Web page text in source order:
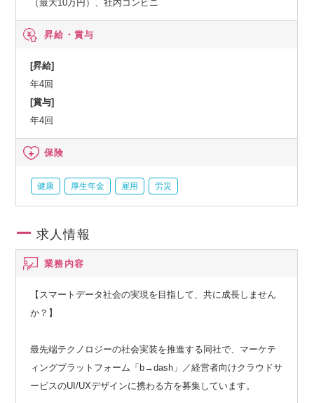
（最大10万円）、社内コンビニ
昇給・賞与
[昇給]
年4回
[賞与]
年4回
保険
健康 厚生年金 雇用 労災
求人情報
業務内容
【スマートデータ社会の実現を目指して、共に成長しません
か？】
最先端テクノロジーの社会実装を推進する同社で、マーケテ
ィングプラットフォーム「b→dash」／経営者向けクラウドサ
ービスのUI/UXデザインに携わる方を募集しています。